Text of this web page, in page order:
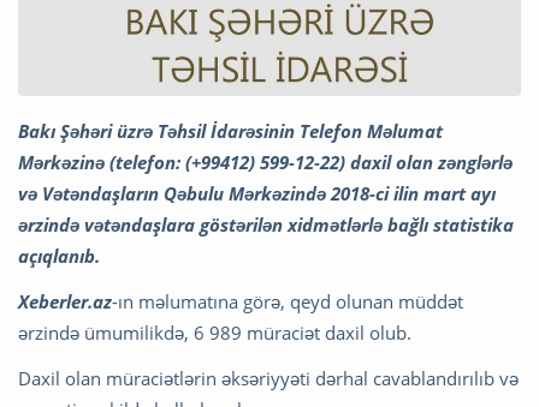
Bakı Şəhəri üzrə Təhsil İdarəsinin Telefon Məlumat
Mərkəzinə (telefon: (+99412) 599-12-22) daxil olan zənglərlə
və Vətəndaşların Qəbulu Mərkəzində 2018-ci ilin mart ayı
ərzində vətəndaşlara göstərilən xidmətlərlə bağlı statistika
açıqlanıb.
Xeberler.az-ın məlumatına görə, qeyd olunan müddət
ərzində ümumilikdə, 6 989 müraciət daxil olub.
Daxil olan müraciətlərin əksəriyyəti dərhal cavablandırılıb və